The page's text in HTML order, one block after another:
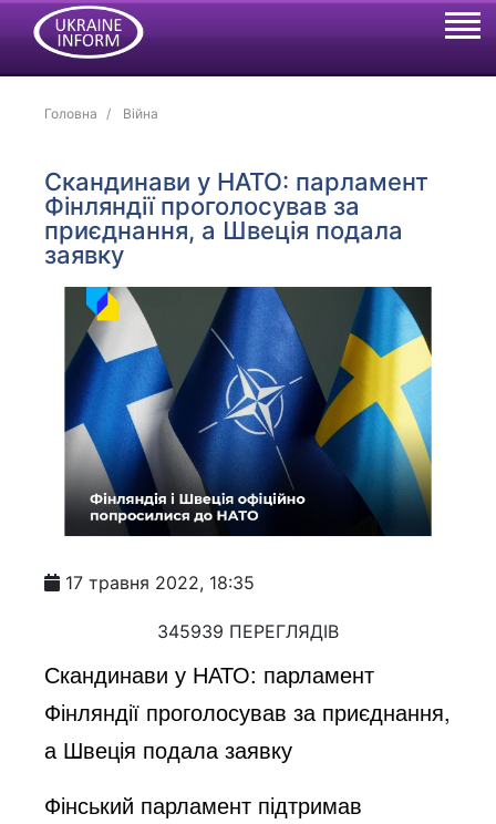
Головна Війна
Скандинави у НАТО: парламент
Фінляндії проголосував за
приєднання, а Швеція подала
заявку
17 травня 2022, 18:35
345939 ПЕРЕГЛЯДІВ
Скандинави у НАТО: парламент
Фінляндії проголосував за приєднання,
а Швеція подала заявку
Фінський парламент підтримав